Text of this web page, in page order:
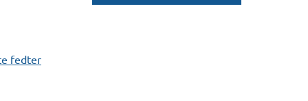
fedter